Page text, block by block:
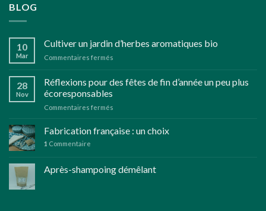
BLOG
10
Mar
Cultiver un jardin d’herbes aromatiques bio
Commentaires fermés
jardin
28
Nov
Réflexions pour des fêtes de fin d’année un peu plus
écoresponsables
Commentaires fermés
pour
des
fin
Fabrication française : un choix
1 Commentaire
Après-shampoing démêlant